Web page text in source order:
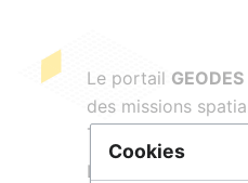
Le portail GEODES
des missions
Terre.
L’objectif de la
Cookies